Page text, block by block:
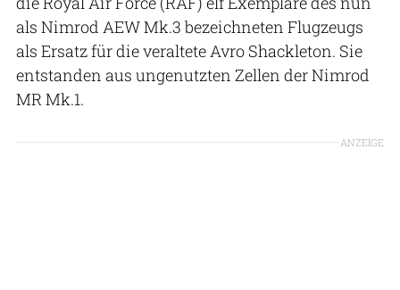
als Nimrod AEW Mk.3 bezeichneten Flugzeugs
als Ersatz für die veraltete Avro Shackleton. Sie
entstanden aus ungenutzten Zellen der Nimrod
MR Mk.1.
ANZEIGE